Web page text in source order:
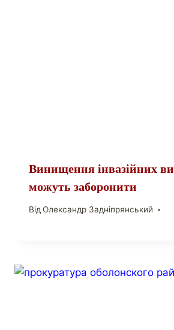
Винищення інвазійних
можуть заборонити
ВідОлександр Задніпрянський